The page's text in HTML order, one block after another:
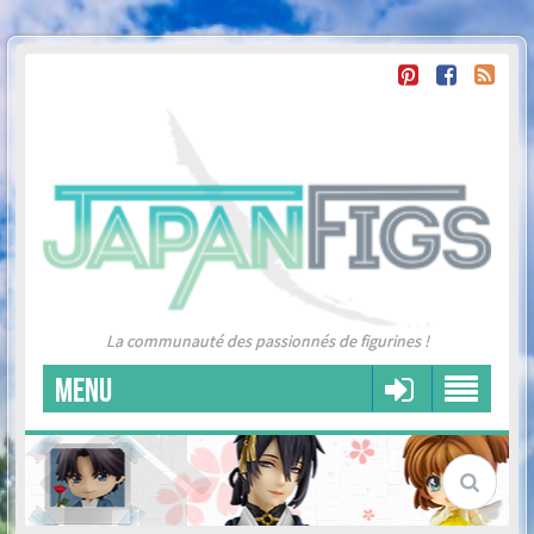
La communauté des passionnés de figurines !
MENU